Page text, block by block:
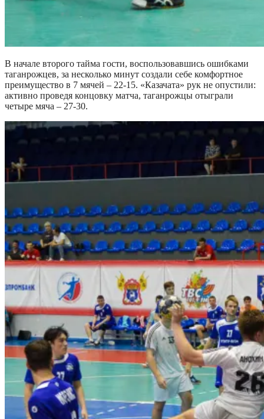
В начале второго тайма гости, воспользовавшись ошибками
таганрожцев, за несколько минут создали себе комфортное
преимущество в 7 мячей – 22-15. «Казачата» рук не опустили:
активно проведя концовку матча, таганрожцы отыграли
четыре мяча – 27-30.